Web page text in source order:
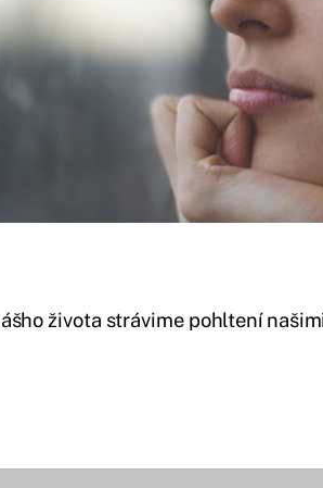
života strávime pohltení